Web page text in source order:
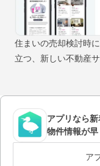
住まいの売却検討時
立つ、新しい不動産サ
アプリなら
物件情報が早
ア